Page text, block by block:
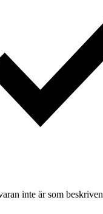
inte är som beskriven